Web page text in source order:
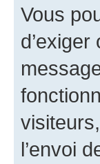
Vous
l’envoi